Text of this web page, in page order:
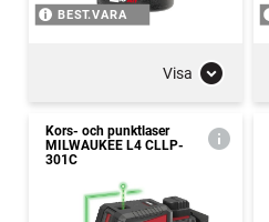
BEST.VARA
Visa
Kors- och punktlaser
MILWAUKEE L4 CLLP-
301C